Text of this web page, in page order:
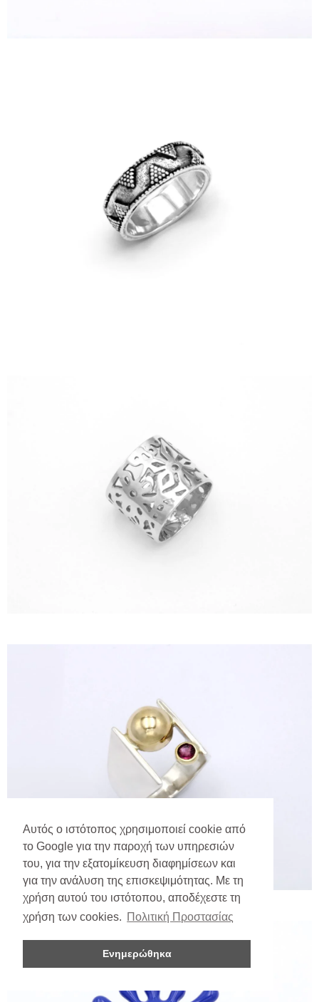
Αυτός ο ιστότοπος χρησιμοποιεί cookie από
το Google για την παροχή των υπηρεσιών
του, για την εξατομίκευση διαφημίσεων και
για την ανάλυση της επισκεψιμότητας. Με τη
χρήση αυτού του ιστότοπου, αποδέχεστε τη
χρήση των cookies. Πολιτική Προστασίας
Ενημερώθηκα